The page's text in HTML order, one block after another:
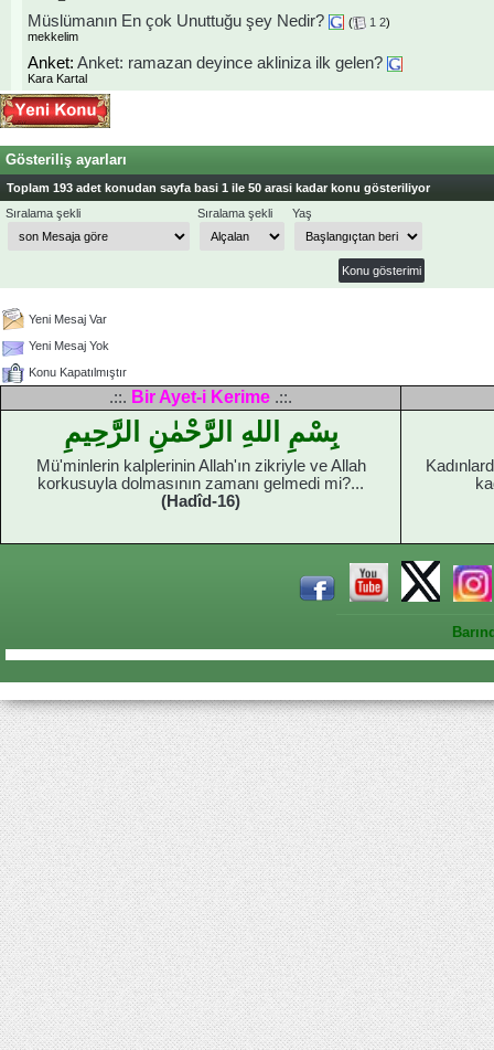
Müslümanın En çok Unuttuğu şey Nedir? ( 1 2)
mekkelim
Anket: Anket: ramazan deyince akliniza ilk gelen?
Kara Kartal
Gösteriliş ayarları
Toplam 193 adet konudan sayfa basi 1 ile 50 arasi kadar konu gösteriliyor
Sıralama şekli
Sıralama şekli Yaş
Yeni Mesaj Var
Yeni Mesaj Yok
Konu Kapatılmıştır
.::. Bir Ayet-i Kerime .::.
بِسْمِ اللهِ الرَّحْمٰنِ الرَّحِيمِ
Mü'minlerin kalplerinin Allah'ın zikriyle ve Allah
korkusuyla dolmasının zamanı gelmedi mi?...
(Hadîd-16)